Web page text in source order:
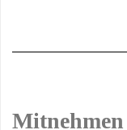
Mitnehmen